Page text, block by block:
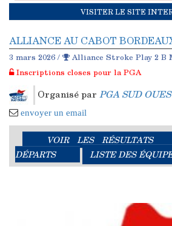
VISITER LE SITE
ALLIANCE AU CABOT
3 mars 2026 /
Alliance Stroke Play 2 B
Inscriptions closes pour la PGA
Organisé par PGA SUD
envoyer un email
VOIR LES RÉSULTATS
DÉPARTS
LISTE DES